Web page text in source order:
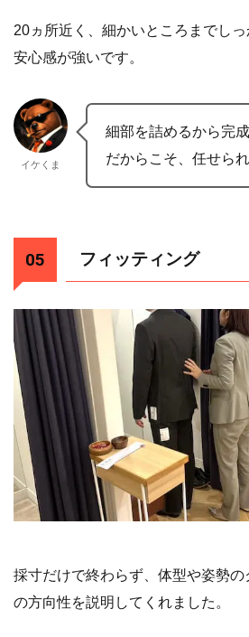
20ヵ所近く、細かいところまでし
安心感が強いです。
イケくま
細部を詰めるから完
だからこそ、任せら
フィッティング
採寸だけで終わらず、体型や姿勢
の方向性を説明してくれました。